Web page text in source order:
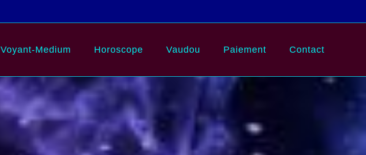
Voyant-Medium Horoscope Vaudou Paiement Contact